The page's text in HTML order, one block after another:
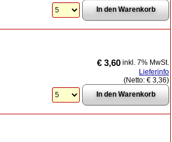
€ 3,60 inkl. 7% MwSt.
Lieferinfo
(Netto: € 3,36)